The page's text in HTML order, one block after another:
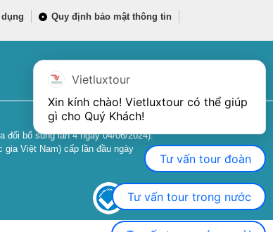
Quy định bảo mật thông tin
đổi bổ sung lần 4 ngày 04/06/2024).
gia Việt Nam) cấp lần đầu ngày
Vietluxtour
Xin kính chào! Vietluxtour có thể giúp
gì cho Quý Khách!
Tư vấn tour đoàn
Tư vấn tour trong nước